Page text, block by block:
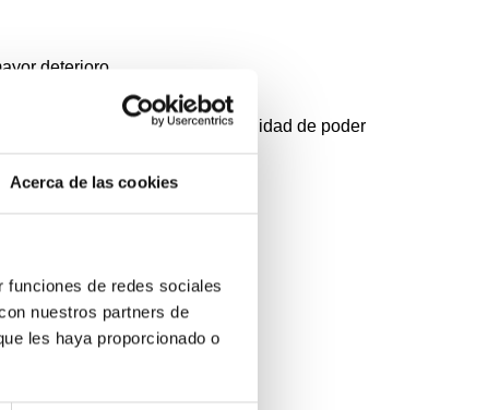
Acerca de las cookies
funciones de redes sociales
nuestros partners de
les haya proporcionado o
deterioro.
todo el mundo tenga la oportunidad de poder